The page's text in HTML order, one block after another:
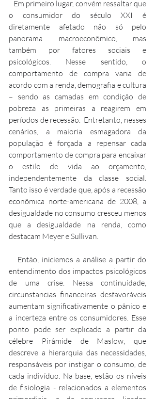
o consumidor do século XXI é
diretamente afetado não só pelo
panorama macroeconômico, mas
também por fatores sociais e
psicológicos. Nesse sentido, o
comportamento de compra varia de
acordo com a renda, demografia e cultura
– sendo as camadas em condição de
pobreza as primeiras a reagirem em
períodos de recessão.  Entretanto, nesses
cenários, a maioria esmagadora da
população é forçada a repensar cada
comportamento de compra para encaixar
o estilo de vida ao orçamento,
independentemente da classe social.
Tanto isso é verdade que, após a recessão
econômica norte-americana de 2008, a
desigualdade no consumo cresceu menos
que a desigualdade na renda, como
destacam Meyer e Sullivan.
entendimento dos impactos psicológicos
de uma crise. Nessa continuidade,
circunstancias financeiras desfavoráveis
aumentam significativamente o pânico e
a incerteza entre os consumidores. Esse
ponto pode ser explicado a partir da
célebre Pirâmide de Maslow, que
descreve a hierarquia das necessidades,
responsáveis por instigar o consumo, de
cada indivíduo. Na base, estão os níveis
de fisiologia - relacionados a elementos